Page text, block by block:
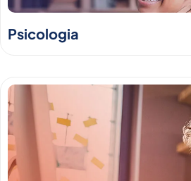
Psicologia